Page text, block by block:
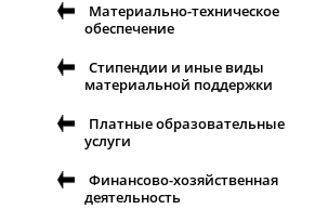
Материально-техническое
обеспечение
Стипендии и иные виды
материальной поддержки
Платные образовательные
услуги
Финансово-хозяйственная
деятельность